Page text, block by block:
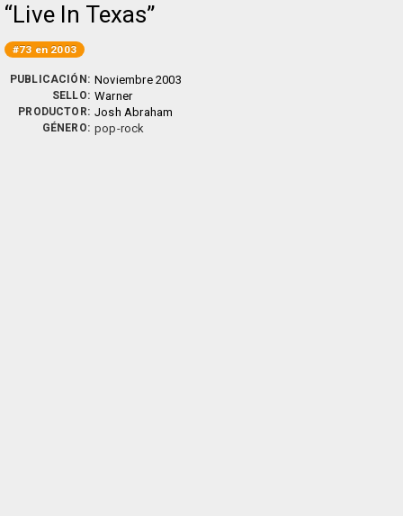
Live In Texas
#73 en 2003
PUBLICACIÓN: Noviembre 2003
SELLO: Warner
PRODUCTOR: Josh Abraham
GÉNERO: pop-rock